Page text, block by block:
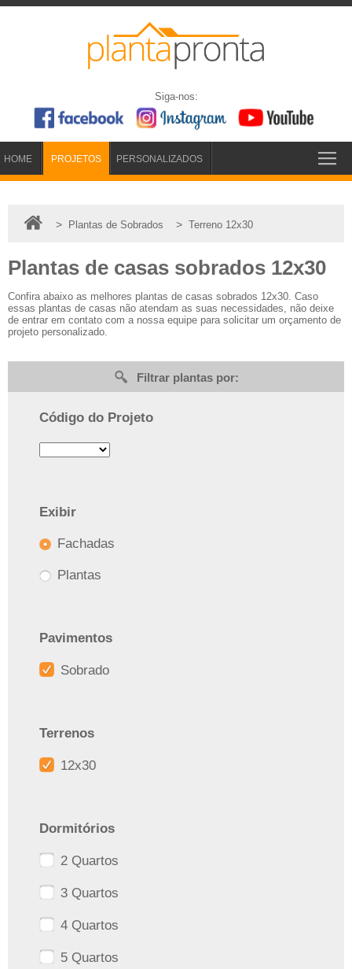
Siga-nos:
HOME PROJETOS PERSONALIZADOS
> Plantas de Sobrados > Terreno 12x30
Plantas de casas sobrados 12x30
Confira abaixo as melhores plantas de casas sobrados 12x30. Caso
essas plantas de casas não atendam as suas necessidades, não deixe
de entrar em contato com a nossa equipe para solicitar um orçamento de
projeto personalizado.
Filtrar plantas por:
Código do Projeto
Exibir
Fachadas
Plantas
Pavimentos
Sobrado
Terrenos
12x30
Dormitórios
2 Quartos
3 Quartos
4 Quartos
5 Quartos